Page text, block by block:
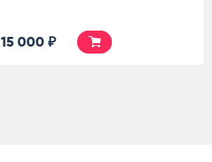
15 000 ₽